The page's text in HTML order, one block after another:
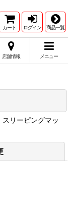
カート ログイン 商品一覧
店舗情報 メニュー
リーピングマッ